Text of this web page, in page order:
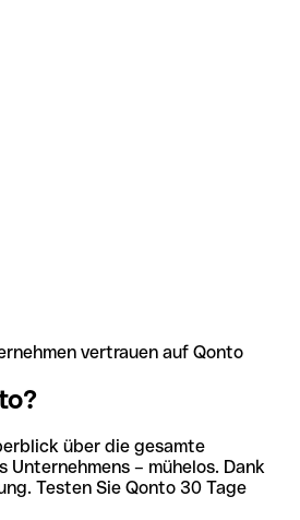
vertrauen auf Qonto
über die gesamte
Unternehmens – mühelos. Dank
Testen Sie Qonto 30 Tage